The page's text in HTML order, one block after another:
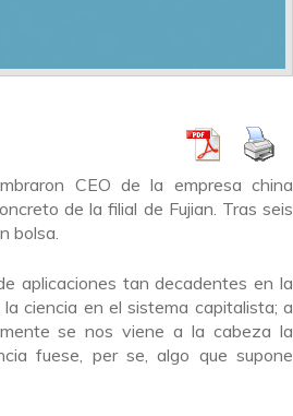
CEO de la empresa china
de la filial de Fujian. Tras seis
bolsa.
aplicaciones tan decadentes en la
ciencia en el sistema capitalista; a
se nos viene a la cabeza la
fuese, per se, algo que supone